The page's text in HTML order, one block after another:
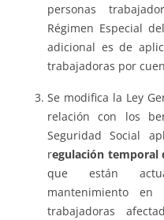
personas
Régimen Especial
adicional es de
trabajadoras por
Se modifica la Ley
relación con los
Seguridad Social
regulación temporal
que están
mantenimiento
trabajadoras